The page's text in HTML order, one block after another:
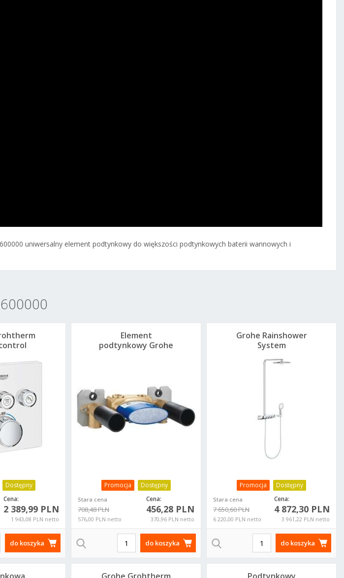
uniwersalny element podtynkowy do większości podtynkowych baterii wannowych i
Dostępny
Cena:
2 389,99 PLN
1 943,08 PLN netto
do koszyka
Promocja Dostępny
Stara cena
708,48 PLN
576,00 PLN netto
Cena:
456,28 PLN
370,96 PLN netto
Element
podtynkowy Grohe
do koszyka
Promocja Dostępny
Stara cena
7 650,60 PLN
6 220,00 PLN netto
Cena:
4 872,30 PLN
3 961,22 PLN netto
Grohe Rainshower
System
DUO 26250000
do koszyka